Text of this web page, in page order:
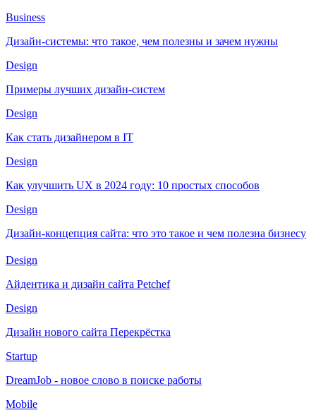
Business
Дизайн-системы: что такое, чем полезны и зачем нужны
Design
Примеры лучших дизайн-систем
Design
Как стать дизайнером в IT
Design
Как улучшить UX в 2024 году: 10 простых способов
Design
Дизайн-концепция сайта: что это такое и чем полезна бизнесу
Design
Айдентика и дизайн сайта Petchef
Design
Дизайн нового сайта Перекрёстка
Startup
DreamJob - новое слово в поиске работы
Mobile